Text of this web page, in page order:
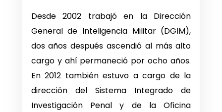
Desde 2002 trabajó en la Dirección
General de Inteligencia Militar (DGIM),
dos años después ascendió al más alto
cargo y ahí permaneció por ocho años.
En 2012 también estuvo a cargo de la
dirección del Sistema Integrado de
Investigación Penal y de la Oficina